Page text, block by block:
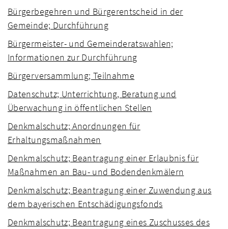
Bürgerbegehren und Bürgerentscheid in der
Gemeinde; Durchführung
Bürgermeister- und Gemeinderatswahlen;
Informationen zur Durchführung
Bürgerversammlung; Teilnahme
Datenschutz; Unterrichtung, Beratung und
Überwachung in öffentlichen Stellen
Denkmalschutz; Anordnungen für
Erhaltungsmaßnahmen
Denkmalschutz; Beantragung einer Erlaubnis für
Maßnahmen an Bau- und Bodendenkmälern
Denkmalschutz; Beantragung einer Zuwendung aus
dem bayerischen Entschädigungsfonds
Denkmalschutz; Beantragung eines Zuschusses des